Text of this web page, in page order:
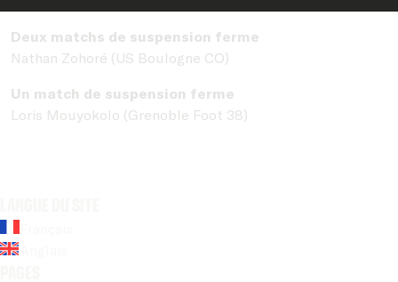
Deux matchs de suspension ferme
Nathan Zohoré (US Boulogne CO)
Un match de suspension ferme
Loris Mouyokolo (Grenoble Foot 38)